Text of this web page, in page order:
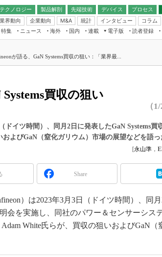
テクノロジー 製品解剖
先端技術
ギー
デバイス
アナログ
マイコン
プロセス
業界動向
企業動向 M&A 統計 インタビュー コラム
フィジカルAI
読者調査（EE Times Research）
IoT
電源設計（EDN Japan）
エレクトロニクス入門（EDN
特集 ニュース 海外 国内
連載
のデバイス通信
上隆のナノフォーカス
雄介のエレ・組み込みプレイバ
ア直前エンジニアの社会人大
記
ズワード ～Behind the
年で起こったこと、次の10年
分解で探るアジアの新トレンド
技術を知る
児エンジニア”が仕掛けた社内
電子版
電子ブックレット
読者登録
が語る、GaN Systems買収の狙い：「業界最...
買収の狙い
（
ドイツ時間）、同月2日に発表したGaN Systems買
よびGaN（窒化ガリウム）市場の展望などを語っ
[永山準 ，
Share
）は2023年3月3日（ドイツ時間）、同
会を実施し、同社のパワー＆センサーシス
White氏らが、買収の狙いおよびGaN（